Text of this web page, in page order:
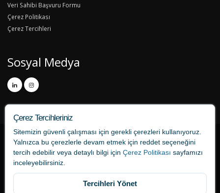
Veri Sahibi Başvuru Formu
Çerez Politikası
Çerez Tercihleri
Sosyal Medya
tercume724.com bir ONAT Tercüme markasıdır.
Çerez Tercihleriniz
Sitemizin güvenli çalışması için gerekli çerezleri kullanıyoruz.
Yalnızca bu çerezlerle devam etmek için reddet seçeneğini
tercih edebilir veya detaylı bilgi için Çerez Politikası sayfamızı
inceleyebilirsiniz.
Tercihleri Yönet